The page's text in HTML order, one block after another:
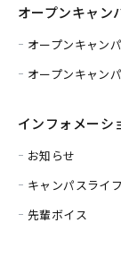
オープンキャン
オープンキャン
オープンキャン
インフォメーシ
お知らせ
キャンパスライフ
先輩ボイス